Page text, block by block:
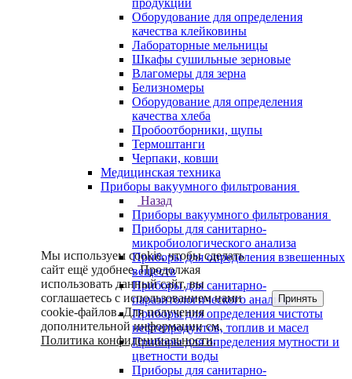
продукции
Оборудование для определения
качества клейковины
Лабораторные мельницы
Шкафы сушильные зерновые
Влагомеры для зерна
Белизномеры
Оборудование для определения
качества хлеба
Пробоотборники, щупы
Термоштанги
Черпаки, ковши
Медицинская техника
Приборы вакуумного фильтрования
Назад
Приборы вакуумного фильтрования
Приборы для санитарно-
микробиологического анализа
Приборы для определения взвешенных
веществ
Приборы для санитарно-
паразитологического анализа
Приборы для определения чистоты
нефтепродуктов, топлив и масел
Приборы для определения мутности и
цветности воды
Приборы для санитарно-
Мы используем cookie, чтобы сделать
сайт ещё удобнее. Продолжая
использовать данный сайт, вы
соглашаетесь с использованием нами
cookie-файлов. Для получения
дополнительной информации см.
Политика конфиденциальности.
Принять